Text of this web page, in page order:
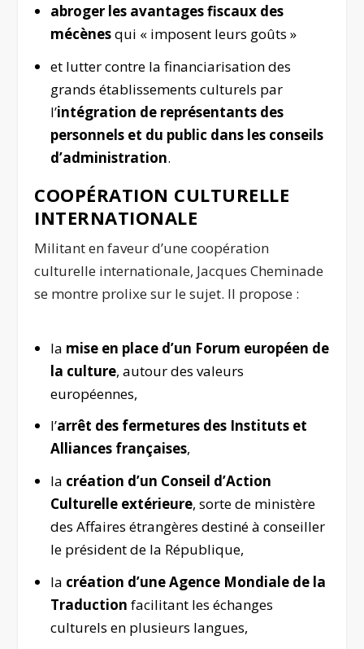
abroger les avantages fiscaux des
mécènesqui « imposent leurs goûts »
et lutter contre la financiarisation des
grands établissements culturels par
l’intégration de représentants des
personnels et du public dans les conseils
d’administration.
COOPÉRATION CULTURELLE
INTERNATIONALE
Militant en faveur d’une coopération
culturelle internationale, Jacques Cheminade
se montre prolixe sur le sujet. Il propose :
la mise en place d’un Forum européen de
la culture, autour des valeurs
européennes,
l’arrêt des fermetures des Instituts et
Alliances françaises,
la création d’un Conseil d’Action
Culturelle extérieure, sorte de ministère
des Affaires étrangères destiné à conseiller
le président de la République,
la création d’une Agence Mondiale de la
Traduction facilitant les échanges
culturels en plusieurs langues,